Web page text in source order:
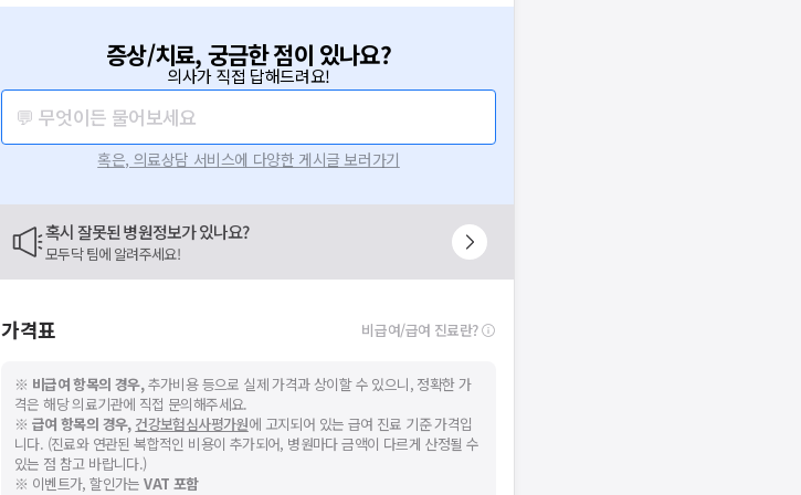
증상/치료, 궁금한 점이 있나요?
의사가 직접 답해드려요!
💬 무엇이든 물어보세요
혹은, 의료상담 서비스에 다양한 게시글 보러가기
혹시 잘못된 병원정보가 있나요?
모두닥 팀에 알려주세요!
가격표 비급여/급여 진료란?
※ 비급여 항목의 경우,추가비용 등으로 실제 가격과 상이할 수 있으니, 정확한 가
격은 해당 의료기관에 직접 문의해주세요.
※ 급여 항목의 경우, 건강보험심사평가원에 고지되어 있는 급여 진료 기준 가격입
니다. (진료와 연관된 복합적인 비용이 추가되어, 병원마다 금액이 다르게 산정될 수
있는 점 참고 바랍니다.)
※ 이벤트가, 할인가는VAT 포함